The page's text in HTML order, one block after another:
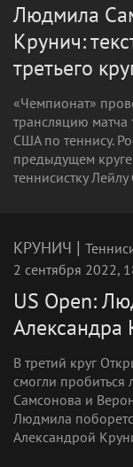
Людмила
Крунич:
третьего
«Чемпионат»
трансляцию матча
США по теннису.
предыдущем
теннисистку
КРУНИЧ |
2 сентября 2022,
US Open:
Александра
В третий круг
смогли
Самсонова и
Людмила
Александрой